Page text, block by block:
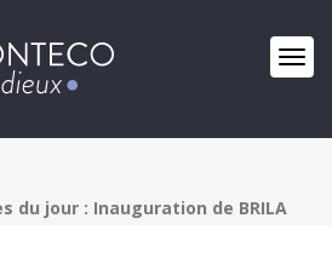
du jour : Inauguration de BRILA